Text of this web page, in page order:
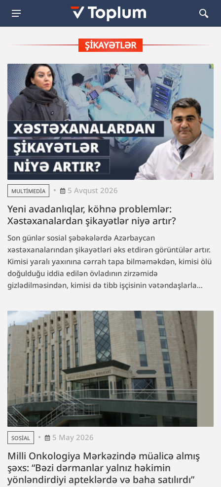
ŞIKAYƏTLƏR
MULTIMEDIA 5 Avqust 2026
Yeni avadanlıqlar, köhnə problemlər:
Xəstəxanalardan şikayətlər niyə artır?
Son günlər sosial şəbəkələrdə Azərbaycan
xəstəxanalarından şikayətləri əks etdirən görüntülər artır.
Kimisi yaralı yaxınına cərrah tapa bilməməkdən, kimisi ölü
doğulduğu iddia edilən övladının zirzəmidə
gizlədilməsindən, kimisi də tibb işçisinin vətəndaşlarla...
SOSIAL 5 May 2026
Milli Onkologiya Mərkəzində müalicə almış
şəxs: “Bəzi dərmanlar yalnız həkimin
yönləndirdiyi apteklərdə və baha satılırdı”